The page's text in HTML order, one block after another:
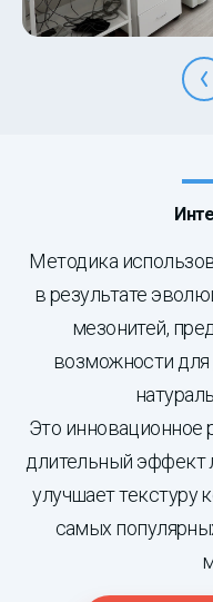
Методика
в результате
мезонитей,
возможности
Это инновационное
длительный эффект
улучшает текстуру
самых